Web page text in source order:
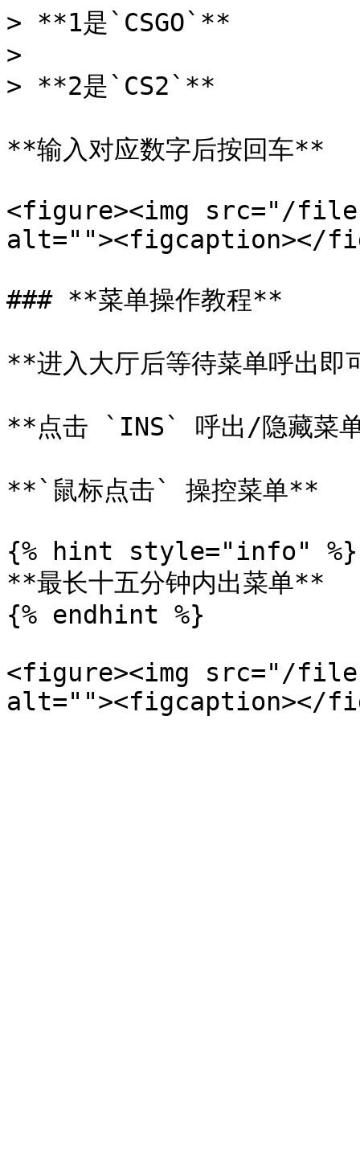
> **1是`CSGO`**
>
> **2是`CS2`**
**输入对应数字后按回车**
<figure><img src="/files/
alt=""><figcaption></
### **菜单操作教程**
**进入大厅后等待菜单呼出即
**点击 `INS` 呼出/隐藏菜
**`鼠标点击` 操控菜单**
{% hint style="info" %}
**最长十五分钟内出菜单**
{% endhint %}
<figure><img src="/files/